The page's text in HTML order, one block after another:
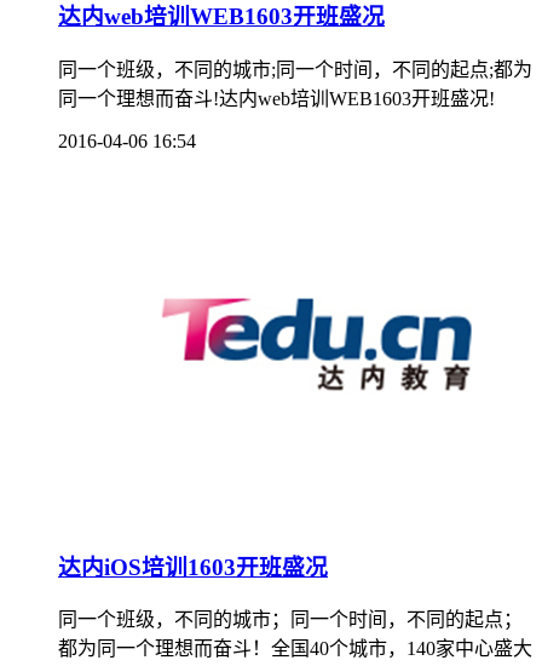
达内web培训WEB1603开班盛况
同一个班级，不同的城市;同一个时间，不同的起点;都为
同一个理想而奋斗!达内web培训WEB1603开班盛况!
2016-04-06 16:54
达内iOS培训1603开班盛况
同一个班级，不同的城市；同一个时间，不同的起点；
都为同一个理想而奋斗！全国40个城市，140家中心盛大